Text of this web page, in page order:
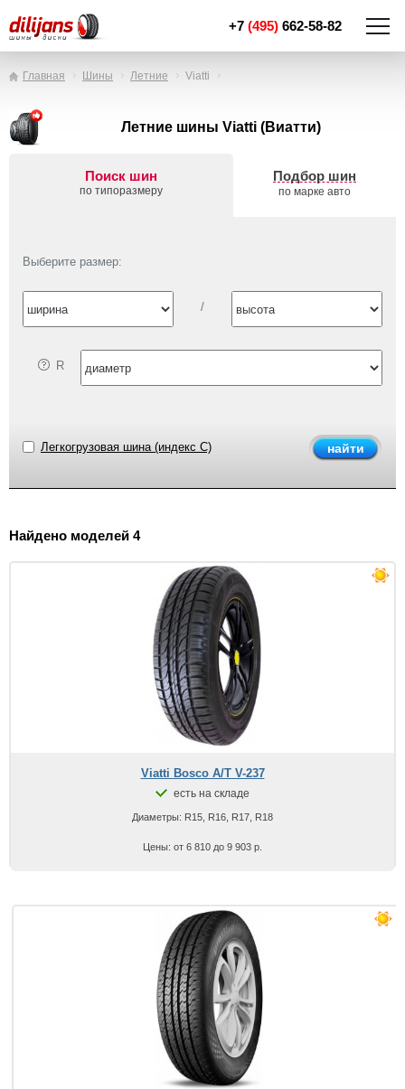
+7 (495) 662-58-82
Главная Шины Летние Viatti
Летние шины Viatti (Виатти)
Поиск шин
по типоразмеру
Подбор шин
по марке авто
Выберите размер:
/
R
Легкогрузовая шина (индекс C)
Найдено моделей 4
Viatti Bosco A/T V-237
есть на складе
Диаметры: R15, R16, R17, R18
Цены: от 6 810 до 9 903 р.